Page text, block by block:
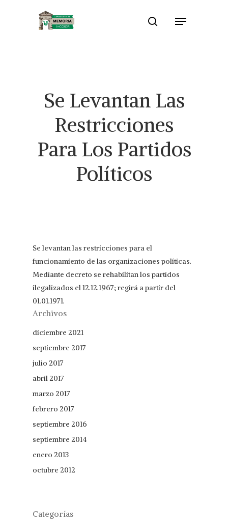
search
Menu
Se Levantan Las
Restricciones
Para Los Partidos
Políticos
Se levantan las restricciones para el
funcionamiento de las organizaciones políticas.
Mediante decreto se rehabilitan los partidos
ilegalizados el 12.12.1967; regirá a partir del
01.01.1971.
Archivos
diciembre 2021
septiembre 2017
julio 2017
abril 2017
marzo 2017
febrero 2017
septiembre 2016
septiembre 2014
enero 2013
octubre 2012
Categorías